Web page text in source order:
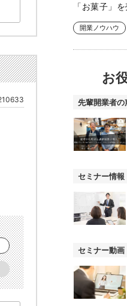
「お菓子」
開業ノウハウ
お
先輩開業者の
セミナー情報
セミナー動画